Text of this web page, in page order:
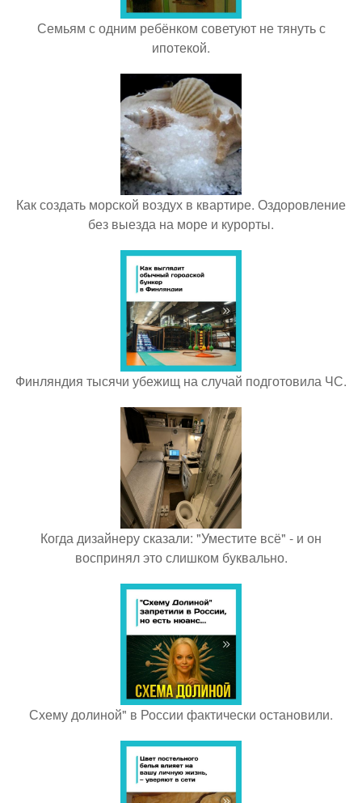
Семьям с одним ребёнком советуют не тянуть с
ипотекой.
Как создать морской воздух в квартире. Оздоровление
без выезда на море и курорты.
Финляндия тысячи убежищ на случай подготовила ЧС.
Когда дизайнеру сказали: "Уместите всё" - и он
воспринял это слишком буквально.
Схему долиной" в России фактически остановили.